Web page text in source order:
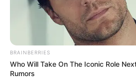
A fellépés különösen nagy
is, mert az esemény a Tisza
kapcsolódott, ahol Magyar
A közönség reakciója egészen
BRAINBERRIES
Who Will Take On The Iconic Role
Rumors